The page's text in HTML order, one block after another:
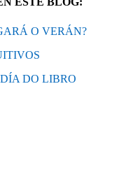
O VERÁN?
DO LIBRO